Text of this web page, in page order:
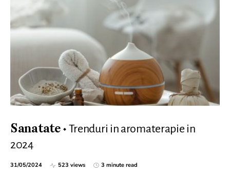
Sanatate
Trenduri in aromaterapie in
2024
31/05/2024 523 views 3 minute read